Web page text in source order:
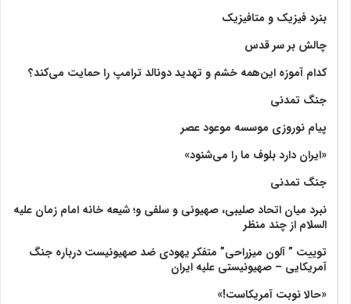
بنرد فیزیک و متافیزیک
چالش بر سر قدس
کدام آموزه این‌همه خشم و تهدید دونالد ترامپ را حمایت می‌کند؟
جنگ تمدنی
پیام نوروزی موسسه موعود عصر
«ایران دارد بلوف ما را می‌شنود»
جنگ تمدنی
نبرد میان اتحاد صلیبی، صهیونی و سلفی و؛ شیعه خانه امام زمان علیه
السلام از چند منظر
توییت ” آلون میزراحی” متفکر یهودی ضد صهیونیست درباره جنگ
آمریکایی – صهیونیستی علیه ایران
«حالا نوبت آمریکاست!»